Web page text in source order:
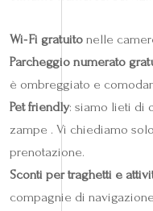
Wi‑Fi gratuito nelle
Parcheggio numerato
è ombreggiato e
Pet friendly: siamo lieti di
zampe . Vi chiediamo
prenotazione.
Sconti per traghetti e
compagnie di